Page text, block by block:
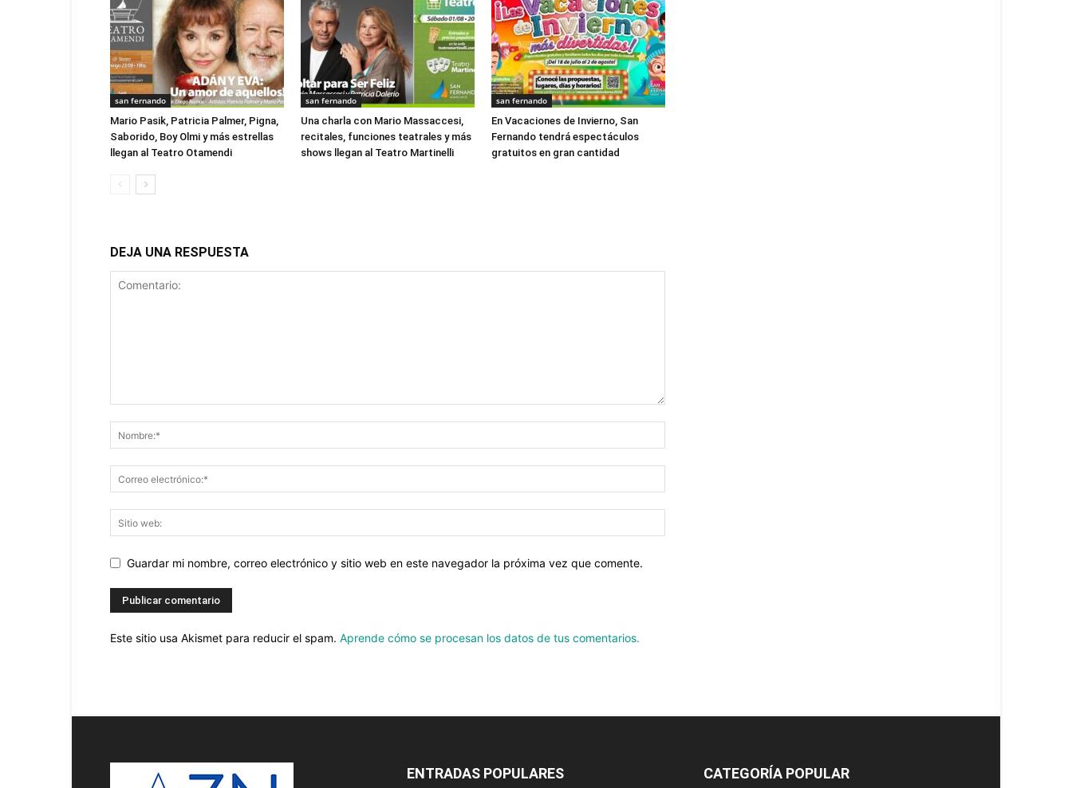
san fernando
Mario Pasik, Patricia Palmer, Pigna,
Saborido, Boy Olmi y más estrellas
llegan al Teatro Otamendi
san fernando
Una charla con Mario Massaccesi,
recitales, funciones teatrales y más
shows llegan al Teatro Martinelli
san fernando
En Vacaciones de Invierno, San
Fernando tendrá espectáculos
gratuitos en gran cantidad
DEJA UNA RESPUESTA
Guardar mi nombre, correo electrónico y sitio web en este navegador la próxima vez que comente.
Este sitio usa Akismet para reducir el spam. Aprende cómo se procesan los datos de tus comentarios.
ENTRADAS POPULARES CATEGORÍA POPULAR